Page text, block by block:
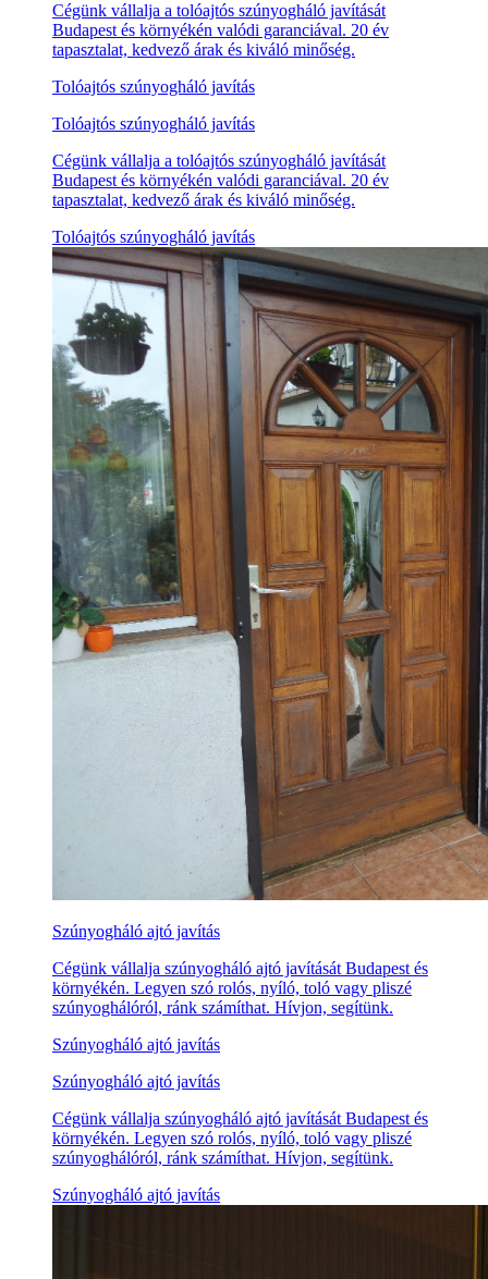
Cégünk vállalja a tolóajtós szúnyogháló javítását
Budapest és környékén valódi garanciával. 20 év
tapasztalat, kedvező árak és kiváló minőség.
Tolóajtós szúnyogháló javítás
Tolóajtós szúnyogháló javítás
Cégünk vállalja a tolóajtós szúnyogháló javítását
Budapest és környékén valódi garanciával. 20 év
tapasztalat, kedvező árak és kiváló minőség.
Tolóajtós szúnyogháló javítás
Szúnyogháló ajtó javítás
Cégünk vállalja szúnyogháló ajtó javítását Budapest és
környékén. Legyen szó rolós, nyíló, toló vagy pliszé
szúnyoghálóról, ránk számíthat. Hívjon, segítünk.
Szúnyogháló ajtó javítás
Szúnyogháló ajtó javítás
Cégünk vállalja szúnyogháló ajtó javítását Budapest és
környékén. Legyen szó rolós, nyíló, toló vagy pliszé
szúnyoghálóról, ránk számíthat. Hívjon, segítünk.
Szúnyogháló ajtó javítás